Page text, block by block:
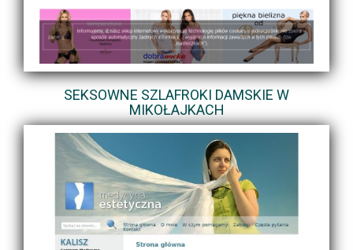
SEKSOWNE SZLAFROKI DAMSKIE W
MIKOŁAJKACH